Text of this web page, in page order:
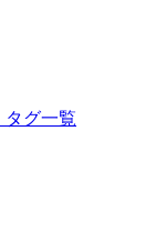
タグ一覧